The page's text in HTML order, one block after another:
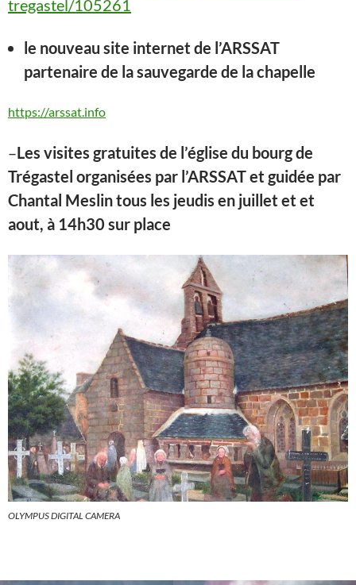
tregastel/105261
le nouveau site internet de l’ARSSAT
partenaire de la sauvegarde de la chapelle
https://arssat.info
–Les visites gratuites de l’église du bourg de
Trégastel organisées par l’ARSSAT et guidée par
Chantal Meslin tous les jeudis en juillet et et
aout, à 14h30 sur place
OLYMPUS DIGITAL CAMERA